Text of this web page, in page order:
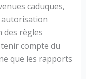
caduques,
des règles
tenir compte du
que les rapports